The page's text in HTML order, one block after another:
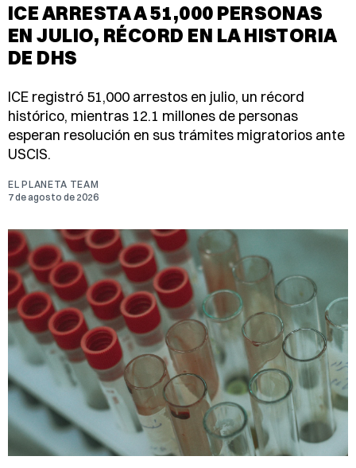
ICE ARRESTA A 51,000 PERSONAS
EN JULIO, RÉCORD EN LA HISTORIA
DE DHS
ICE registró 51,000 arrestos en julio, un récord
histórico, mientras 12.1 millones de personas
esperan resolución en sus trámites migratorios ante
USCIS.
EL PLANETA TEAM
7 de agosto de 2026